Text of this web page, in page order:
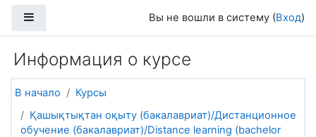
Вы не вошли в систему (Вход)
Информация о курсе
В начало
Курсы
Қашықтықтан оқыту (бакалавриат)/Дистанционное
обучение (бакалавриат)/Distance learning (bachelor